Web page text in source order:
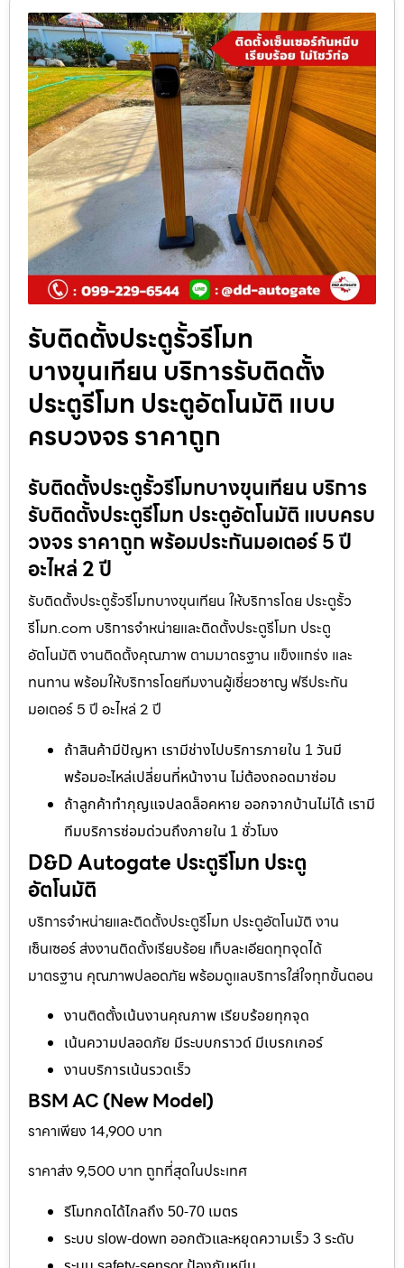
รับติดตั้งประตูรั้วรีโมท
บางขุนเทียน บริการรับติดตั้ง
ประตูรีโมท ประตูอัตโนมัติ แบบ
ครบวงจร ราคาถูก
รับติดตั้งประตูรั้วรีโมทบางขุนเทียน บริการ
รับติดตั้งประตูรีโมท ประตูอัตโนมัติ แบบครบ
วงจร ราคาถูก พร้อมประกันมอเตอร์ 5 ปี
อะไหล่ 2 ปี
รับติดตั้งประตูรั้วรีโมทบางขุนเทียน ให้บริการโดย ประตูรั้ว
รีโมท.com บริการจำหน่ายและติดตั้งประตูรีโมท ประตู
อัตโนมัติ งานติดตั้งคุณภาพ ตามมาตรฐาน แข็งแกร่ง และ
ทนทาน พร้อมให้บริการโดยทีมงานผู้เชี่ยวชาญ ฟรีประกัน
มอเตอร์ 5 ปี อะไหล่ 2 ปี
ถ้าสินค้ามีปัญหา เรามีช่างไปบริการภายใน 1 วันมี
พร้อมอะไหล่เปลี่ยนที่หน้างาน ไม่ต้องถอดมาซ่อม
ถ้าลูกค้าทำกุญแจปลดล็อคหาย ออกจากบ้านไม่ได้ เรามี
ทีมบริการซ่อมด่วนถึงภายใน 1 ชั่วโมง
D&D Autogate ประตูรีโมท ประตู
อัตโนมัติ
บริการจำหน่ายและติดตั้งประตูรีโมท ประตูอัตโนมัติ งาน
เซ็นเซอร์ ส่งงานติดตั้งเรียบร้อย เก็บละเอียดทุกจุดได้
มาตรฐาน คุณภาพปลอดภัย พร้อมดูแลบริการใส่ใจทุกขั้นตอน
งานติดตั้งเน้นงานคุณภาพ เรียบร้อยทุกจุด
เน้นความปลอดภัย มีระบบกราวด์ มีเบรกเกอร์
งานบริการเน้นรวดเร็ว
BSM AC (New Model)
ราคาเพียง 14,900 บาท
ราคาส่ง 9,500 บาท ถูกที่สุดในประเทศ
รีโมทกดได้ไกลถึง 50-70 เมตร
ระบบ slow-down ออกตัวและหยุดความเร็ว 3 ระดับ